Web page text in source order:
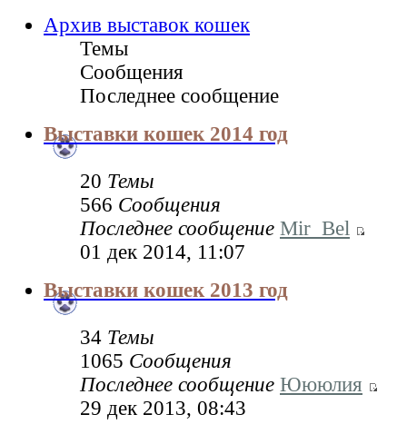
Архив выставок кошек
Темы
Сообщения
Последнее сообщение
Выставки кошек 2014 год
20 Темы
566 Сообщения
Последнее сообщение Mir_Bel
01 дек 2014, 11:07
Выставки кошек 2013 год
34 Темы
1065 Сообщения
Последнее сообщение Юююлия
29 дек 2013, 08:43